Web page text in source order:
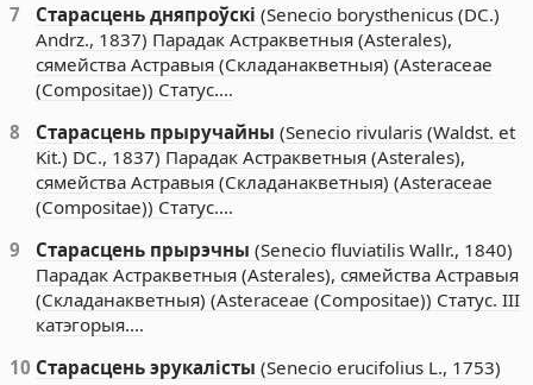
7
Старасцень дняпроўскі (Senecio borysthenicus (DC.)
Andrz., 1837) Парадак Астракветныя (Asterales),
сямейства Астравыя (Складанакветныя) (Asteraceae
(Compositae)) Статус.…
8
Старасцень прыручайны (Senecio rivularis (Waldst. et
Kit.) DC., 1837) Парадак Астракветныя (Asterales),
сямейства Астравыя (Складанакветныя) (Asteraceae
(Compositae)) Статус.…
9
Старасцень прырэчны (Senecio fluviatilis Wallr., 1840)
Парадак Астракветныя (Asterales), сямейства Астравыя
(Складанакветныя) (Asteraceae (Compositae)) Статус. III
катэгорыя.…
10 Старасцень эрукалісты (Senecio erucifolius L., 1753)